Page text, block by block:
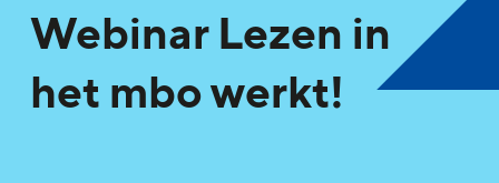
Webinar Lezen in
het mbo werkt!